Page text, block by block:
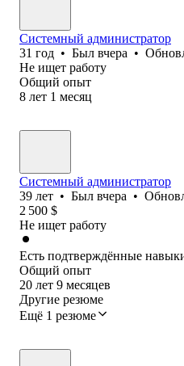
Системный администратор
31 год • Был вчера •
Не ищет работу
Общий опыт
8 лет 1 месяц
Системный администратор
39 лет • Был вчера •
2 500 $
Не ищет работу
Есть подтверждённые
Общий опыт
20 лет 9 месяцев
Другие резюме
Ещё 1 резюме